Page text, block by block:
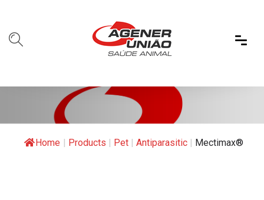
Home | Products | Pet | Antiparasitic | Mectimax®